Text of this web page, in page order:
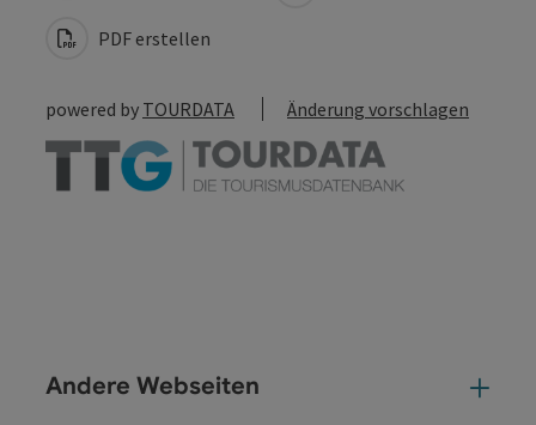
PDF erstellen
powered by TOURDATA Änderung vorschlagen
Andere Webseiten